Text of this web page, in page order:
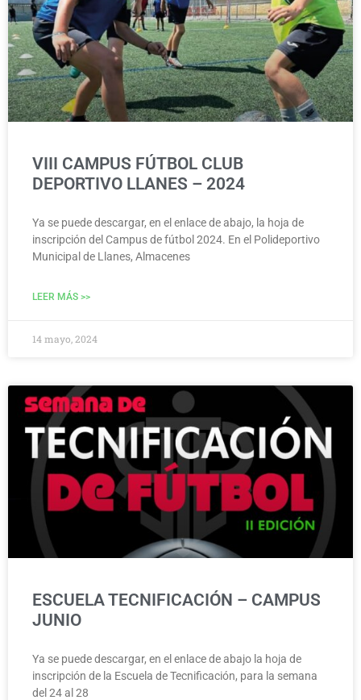
VIII CAMPUS FÚTBOL CLUB
DEPORTIVO LLANES – 2024
Ya se puede descargar, en el enlace de abajo, la hoja de
inscripción del Campus de fútbol 2024. En el Polideportivo
Municipal de Llanes, Almacenes
LEER MÁS >>
14 mayo, 2024
ESCUELA TECNIFICACIÓN – CAMPUS
JUNIO
Ya se puede descargar, en el enlace de abajo la hoja de
inscripción de la Escuela de Tecnificación, para la semana
del 24 al 28